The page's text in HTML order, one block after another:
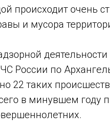
происходит очень
и мусора
деятельности
России по
22 таких
в минувшем году